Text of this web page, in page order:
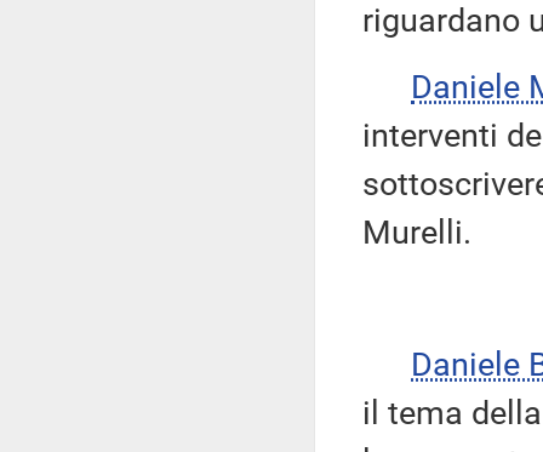
riguardano
Daniele
interventi
Murelli.
Daniele
il tema